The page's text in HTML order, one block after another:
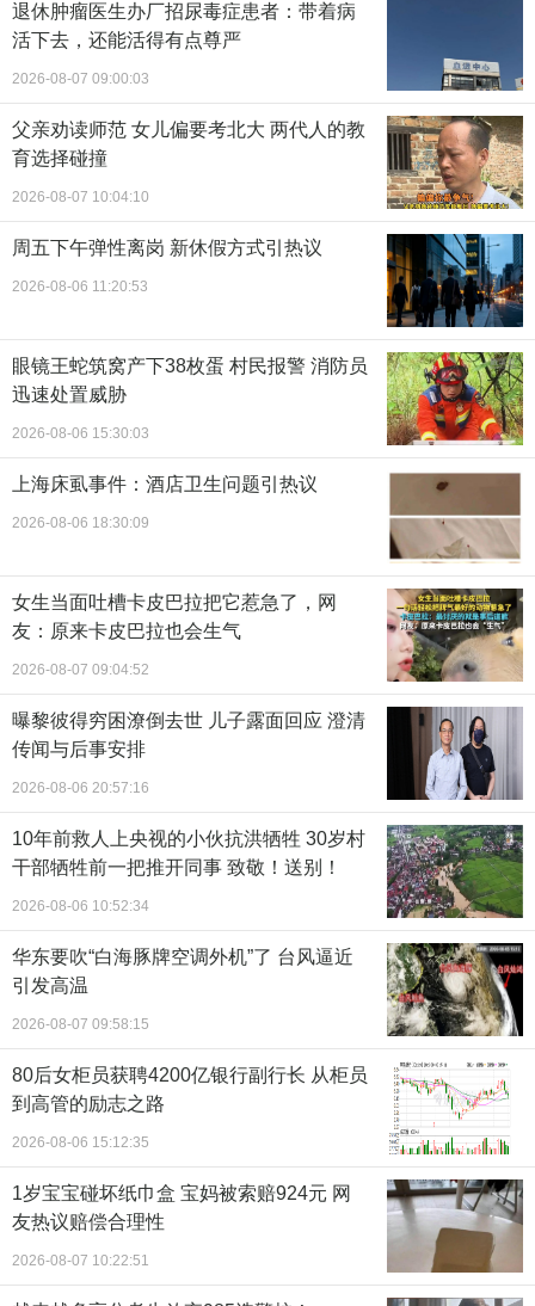
退休肿瘤医生办厂招尿毒症患者：带着病
活下去，还能活得有点尊严
2026-08-07 09:00:03
父亲劝读师范 女儿偏要考北大 两代人的教
育选择碰撞
2026-08-07 10:04:10
周五下午弹性离岗 新休假方式引热议
2026-08-06 11:20:53
眼镜王蛇筑窝产下38枚蛋 村民报警 消防员
迅速处置威胁
2026-08-06 15:30:03
上海床虱事件：酒店卫生问题引热议
2026-08-06 18:30:09
女生当面吐槽卡皮巴拉把它惹急了，网
友：原来卡皮巴拉也会生气
2026-08-07 09:04:52
曝黎彼得穷困潦倒去世 儿子露面回应 澄清
传闻与后事安排
2026-08-06 20:57:16
10年前救人上央视的小伙抗洪牺牲 30岁村
干部牺牲前一把推开同事 致敬！送别！
2026-08-06 10:52:34
华东要吹“白海豚牌空调外机”了 台风逼近
引发高温
2026-08-07 09:58:15
80后女柜员获聘4200亿银行副行长 从柜员
到高管的励志之路
2026-08-06 15:12:35
1岁宝宝碰坏纸巾盒 宝妈被索赔924元 网
友热议赔偿合理性
2026-08-07 10:22:51